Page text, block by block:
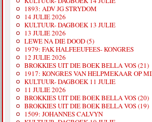
1893: ADV JG STRYDOM
14 JULIE 2026
KULTUUR- DAGBOEK 13 JULIE
13 JULIE 2026
LEWE NA DIE DOOD (5)
1979: FAK HALFEEUFEES- KONGRES
12 JULIE 2026
BROKKIES UIT DIE BOEK BELLA VOS (21)
1917: KONGRES VAN HELPMEKAAR OP
KULTUUR- DAGBOEK 11 JULIE
11 JULIE 2026
BROKKIES UIT DIE BOEK BELLA VOS (20)
BROKKIES UIT DIE BOEK BELLA VOS (19)
1509: JOHANNES CALVYN